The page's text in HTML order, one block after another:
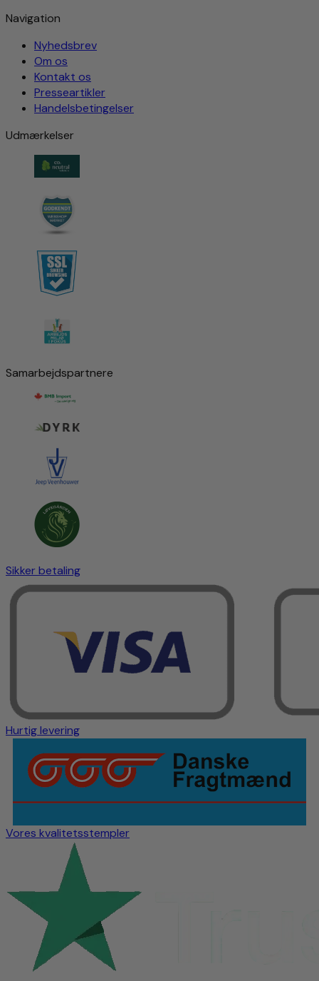
Navigation
Nyhedsbrev
Om os
Kontakt os
Presseartikler
Handelsbetingelser
Udmærkelser
Samarbejdspartnere
Sikker betaling
Hurtig levering
Vores kvalitetsstempler